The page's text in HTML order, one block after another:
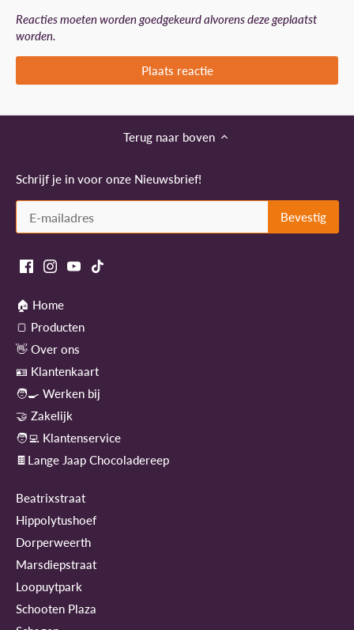
Reacties moeten worden goedgekeurd alvorens deze geplaatst
worden.
Terug naar boven
Schrijf je in voor onze Nieuwsbrief!
🏠 Home
🍞 Producten
👋 Over ons
🪪 Klantenkaart
🧑‍🍳 Werken bij
🤝 Zakelijk
🧑‍💻 Klantenservice
🍫Lange Jaap Chocoladereep
Beatrixstraat
Hippolytushoef
Dorperweerth
Marsdiepstraat
Loopuytpark
Schooten Plaza